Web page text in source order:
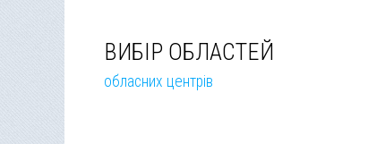
ВИБІР ОБЛАСТЕЙ
обласних центрів